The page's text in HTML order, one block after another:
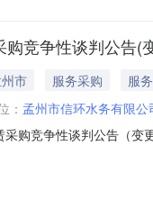
竞争性谈判公告(
市 服务采购
服务
： 孟州市信环水务有限公
购竞争性谈判公告（
具体规格、技术指标及